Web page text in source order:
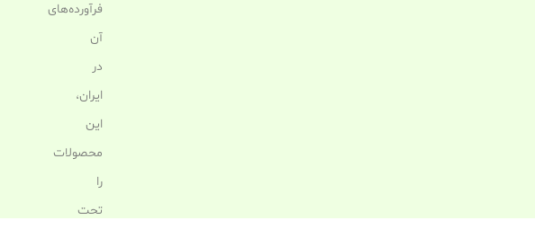
فرآورده‌های
آن
در
ایران،
این
محصولات
را
تحت